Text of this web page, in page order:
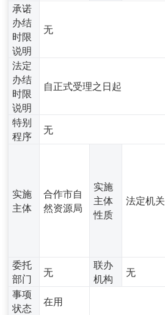
承诺
办结
时限
说明
无
法定
办结
时限
说明
自正式受理之日起
特别
程序
无
实施
主体
合作市自
然资源局
实施
主体
性质
法定机关
委托
部门
无
联办
机构
无
事项
状态
在用